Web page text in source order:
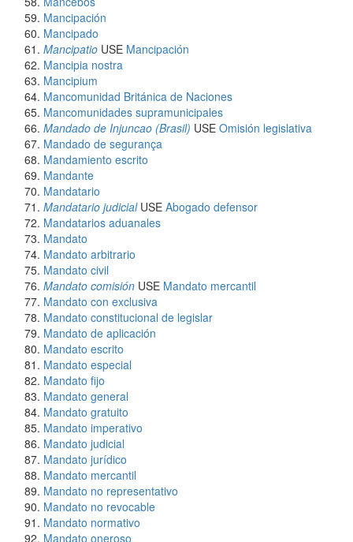
Mancipación
Mancipado
Mancipatio USE Mancipación
Mancipia nostra
Mancipium
Mancomunidad Británica de Naciones
Mancomunidades supramunicipales
Mandado de Injuncao (Brasil) USE Omisión legislativa
Mandado de segurança
Mandamiento escrito
Mandante
Mandatario
Mandatario judicialUSE Abogado defensor
Mandatarios aduanales
Mandato
Mandato arbitrario
Mandato civil
Mandato comisión USE Mandato mercantil
Mandato con exclusiva
Mandato constitucional de legislar
Mandato de aplicación
Mandato escrito
Mandato especial
Mandato fijo
Mandato general
Mandato gratuito
Mandato imperativo
Mandato judicial
Mandato jurídico
Mandato mercantil
Mandato no representativo
Mandato no revocable
Mandato normativo
Mandato oneroso